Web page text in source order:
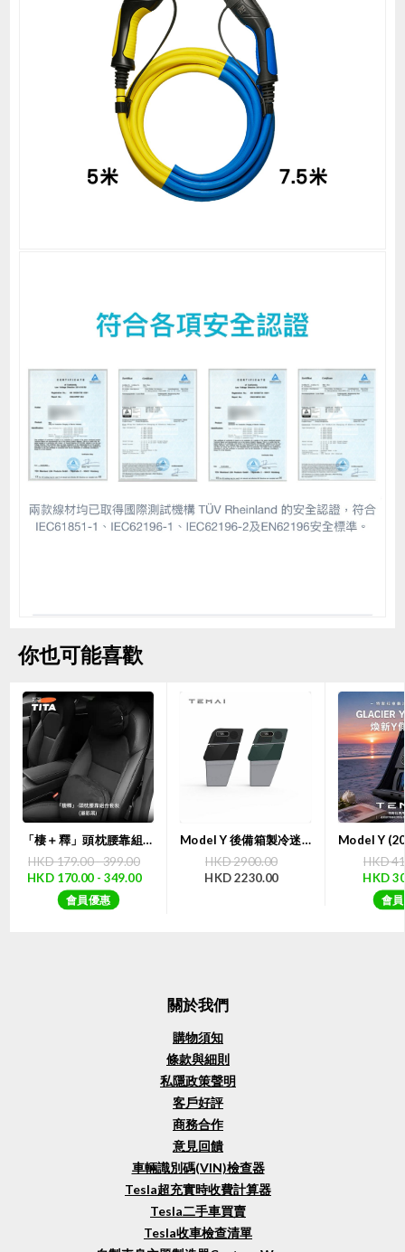
你也可能喜歡
「棲＋釋」頭枕腰靠組合套裝 | TITA
HKD 179.00 - 399.00
HKD 170.00 - 349.00
會員優惠
Model Y 後備箱製冷迷你雪櫃露營特麥小Y冰箱（二代）｜TEMAI 【7天購物保障】
HKD 2900.00
HKD 2230.00
HKD
HKD
會
關於我們
購物須知
條款與細則
私隱政策聲明
客戶好評
商務合作
意見回饋
車輛識別碼(VIN)檢查器
Tesla超充實時收費計算器
Tesla二手車買賣
Tesla收車檢查清單